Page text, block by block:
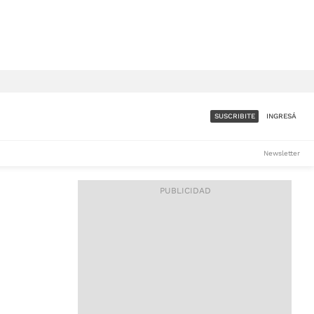
ACCESO FULL - $1.800/MES
SUSCRIBITE INGRESÁ
Newsletter